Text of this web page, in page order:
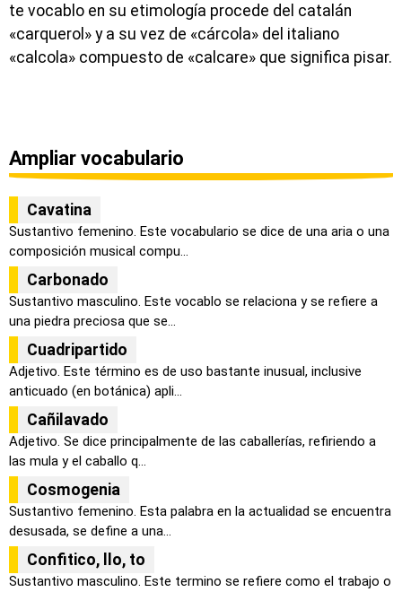
te vocablo en su etimología procede del catalán
«carquerol» y a su vez de «cárcola» del italiano
«calcola» compuesto de «calcare» que significa pisar.
Ampliar vocabulario
Cavatina
Sustantivo femenino. Este vocabulario se dice de una aria o una
composición musical compu...
Carbonado
Sustantivo masculino. Este vocablo se relaciona y se refiere a
una piedra preciosa que se...
Cuadripartido
Adjetivo. Este término es de uso bastante inusual, inclusive
anticuado (en botánica) apli...
Cañilavado
Adjetivo. Se dice principalmente de las caballerías, refiriendo a
las mula y el caballo q...
Cosmogenia
Sustantivo femenino. Esta palabra en la actualidad se encuentra
desusada, se define a una...
Confitico, llo, to
Sustantivo masculino. Este termino se refiere como el trabajo o